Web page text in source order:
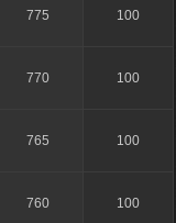
775 100
770 100
765 100
760 100